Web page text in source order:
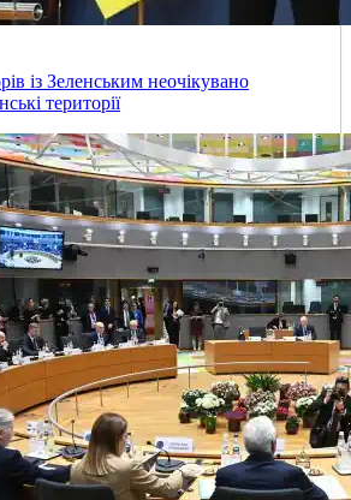
із Зеленським неочікувано
території